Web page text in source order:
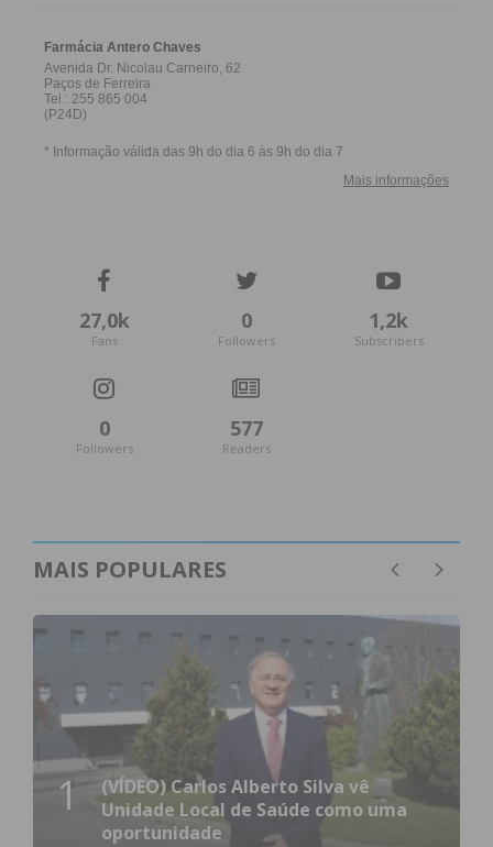
27,0k
Fans
0
Followers
1,2k
Subscribers
0
Followers
577
Readers
MAIS POPULARES
1
(VÍDEO) Carlos Alberto Silva vê
Unidade Local de Saúde como uma
oportunidade